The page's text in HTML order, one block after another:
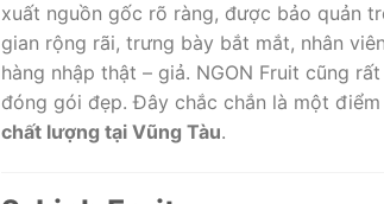
xuất nguồn gốc rõ ràng, được bảo quản
gian rộng rãi, trưng bày bắt mắt, nhân
hàng nhập thật – giả. NGON Fruit cũng
đóng gói đẹp. Đây chắc chắn là một
chất lượng tại Vũng Tàu.